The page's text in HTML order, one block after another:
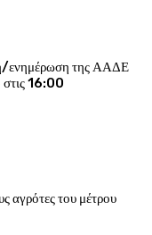
ενημέρωση της ΑΑΔΕ
16:00
αγρότες του μέτρου